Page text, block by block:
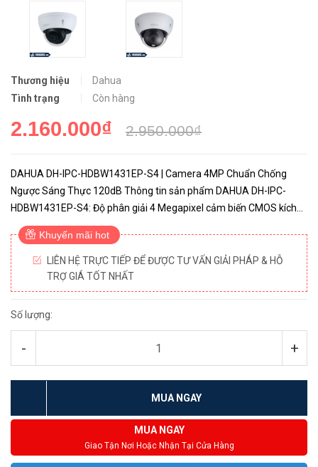
Thương hiệu
Dahua
Tình trạng
Còn hàng
2.160.000₫ 2.950.000₫
DAHUA DH-IPC-HDBW1431EP-S4 | Camera 4MP Chuẩn Chống
Ngược Sáng Thực 120dB Thông tin sản phẩm DAHUA DH-IPC-
HDBW1431EP-S4: Độ phân giải 4 Megapixel cảm biến CMOS kích
thước 1/3”. 20fps@4M(2688×1520) & 25/30fps@4M(2560×1440)
Hỗ trợ mã hóa ...
Khuyến mãi hot
LIÊN HỆ TRỰC TIẾP ĐỂ ĐƯỢC TƯ VẤN GIẢI PHÁP & HỖ
TRỢ GIÁ TỐT NHẤT
Số lượng:
- +
MUA NGAY
MUA NGAY
Giao Tận Nơi Hoặc Nhận Tại Cửa Hàng